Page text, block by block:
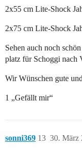
2x55 cm Lite-Shock
2x75 cm Lite-Shock
Sehen auch noch
platz für Schoggi nach
Wir Wünschen gute
1 „Gefällt mir“
sonni369 30. März
13